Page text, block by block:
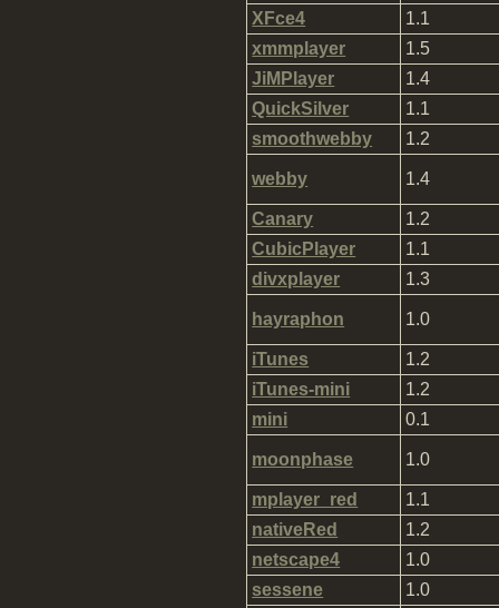
XFce4
1.1
xmmplayer
1.5
JiMPlayer
1.4
QuickSilver
1.1
smoothwebby
1.2
webby 1.4
Canary
1.2
CubicPlayer
1.1
divxplayer
1.3
hayraphon 1.0
iTunes
1.2
iTunes-mini
1.2
mini
0.1
moonphase 1.0
mplayer_red
1.1
nativeRed
1.2
netscape4
1.0
sessene
1.0